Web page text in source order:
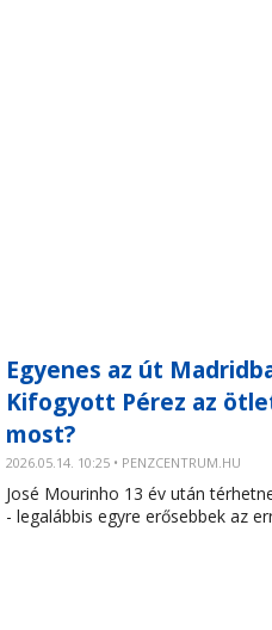
Egyenes az út
Kifogyott Pérez az
most?
2026.05.14. 10:25 • PENZCENTRUM.HU
José Mourinho 13 év után
- legalábbis egyre erősebbek az